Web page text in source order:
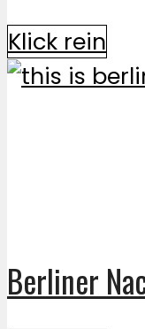
Klick rein
Berliner